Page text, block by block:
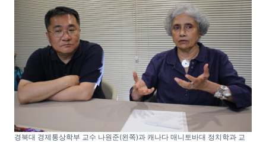
경북대 경제통상학부 교수 나원준(왼쪽)과 캐나다 매니토바대 정치학과 교